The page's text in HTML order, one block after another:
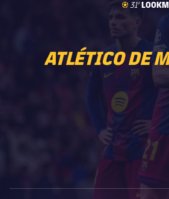
Golgoal
31'
ATLÉTICO DE